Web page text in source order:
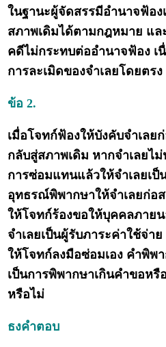
ในฐานะผู้จัดสรรมีอำนาจฟ้อ
สภาพเดิมได้ตามกฎหมาย แล
คดีไม่กระทบต่ออำนาจฟ้อง เ
การละเมิดของจำเลยโดยตรง
ข้อ 2.
เมื่อโจทก์ฟ้องให้บังคับจำเลย
กลับสู่สภาพเดิม หากจำเลยไ
การซ่อมแทนแล้วให้จำเลยเ
อุทธรณ์พิพากษาให้จำเลยก่อ
ให้โจทก์ร้องขอให้บุคคลภาย
จำเลยเป็นผู้รับภาระค่าใช้จ่า
ให้โจทก์ลงมือซ่อมเอง คำพิพ
เป็นการพิพากษาเกินคำขอหรื
หรือไม่
ธงคำตอบ